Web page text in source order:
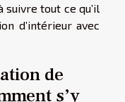
suivre tout ce qu’il
d’intérieur avec
de
s’y